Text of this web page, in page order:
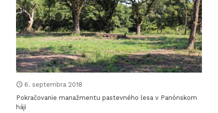
hradný
vrch
6. septembra 2018
Pokračovanie manažmentu pastevného lesa v Panónskom
háji